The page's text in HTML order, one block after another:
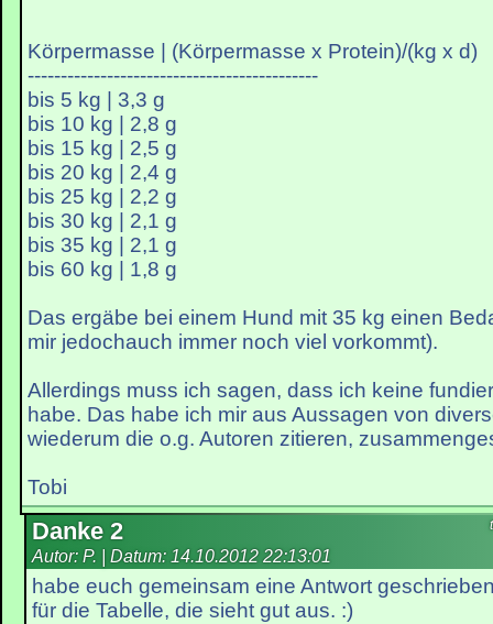
Körpermasse | (Körpermasse x Protein)/(kg x d)
--------------------------------------------
bis 5 kg | 3,3 g
bis 10 kg | 2,8 g
bis 15 kg | 2,5 g
bis 20 kg | 2,4 g
bis 25 kg | 2,2 g
bis 30 kg | 2,1 g
bis 35 kg | 2,1 g
bis 60 kg | 1,8 g
Das ergäbe bei einem Hund mit 35 kg einen
mir jedochauch immer noch viel vorkommt).
Allerdings muss ich sagen, dass ich keine
habe. Das habe ich mir aus Aussagen von
wiederum die o.g. Autoren zitieren,
Tobi
Danke 2
Autor: P. | Datum: 14.10.2012 22:13:01
habe euch gemeinsam eine Antwort
für die Tabelle, die sieht gut aus. :)